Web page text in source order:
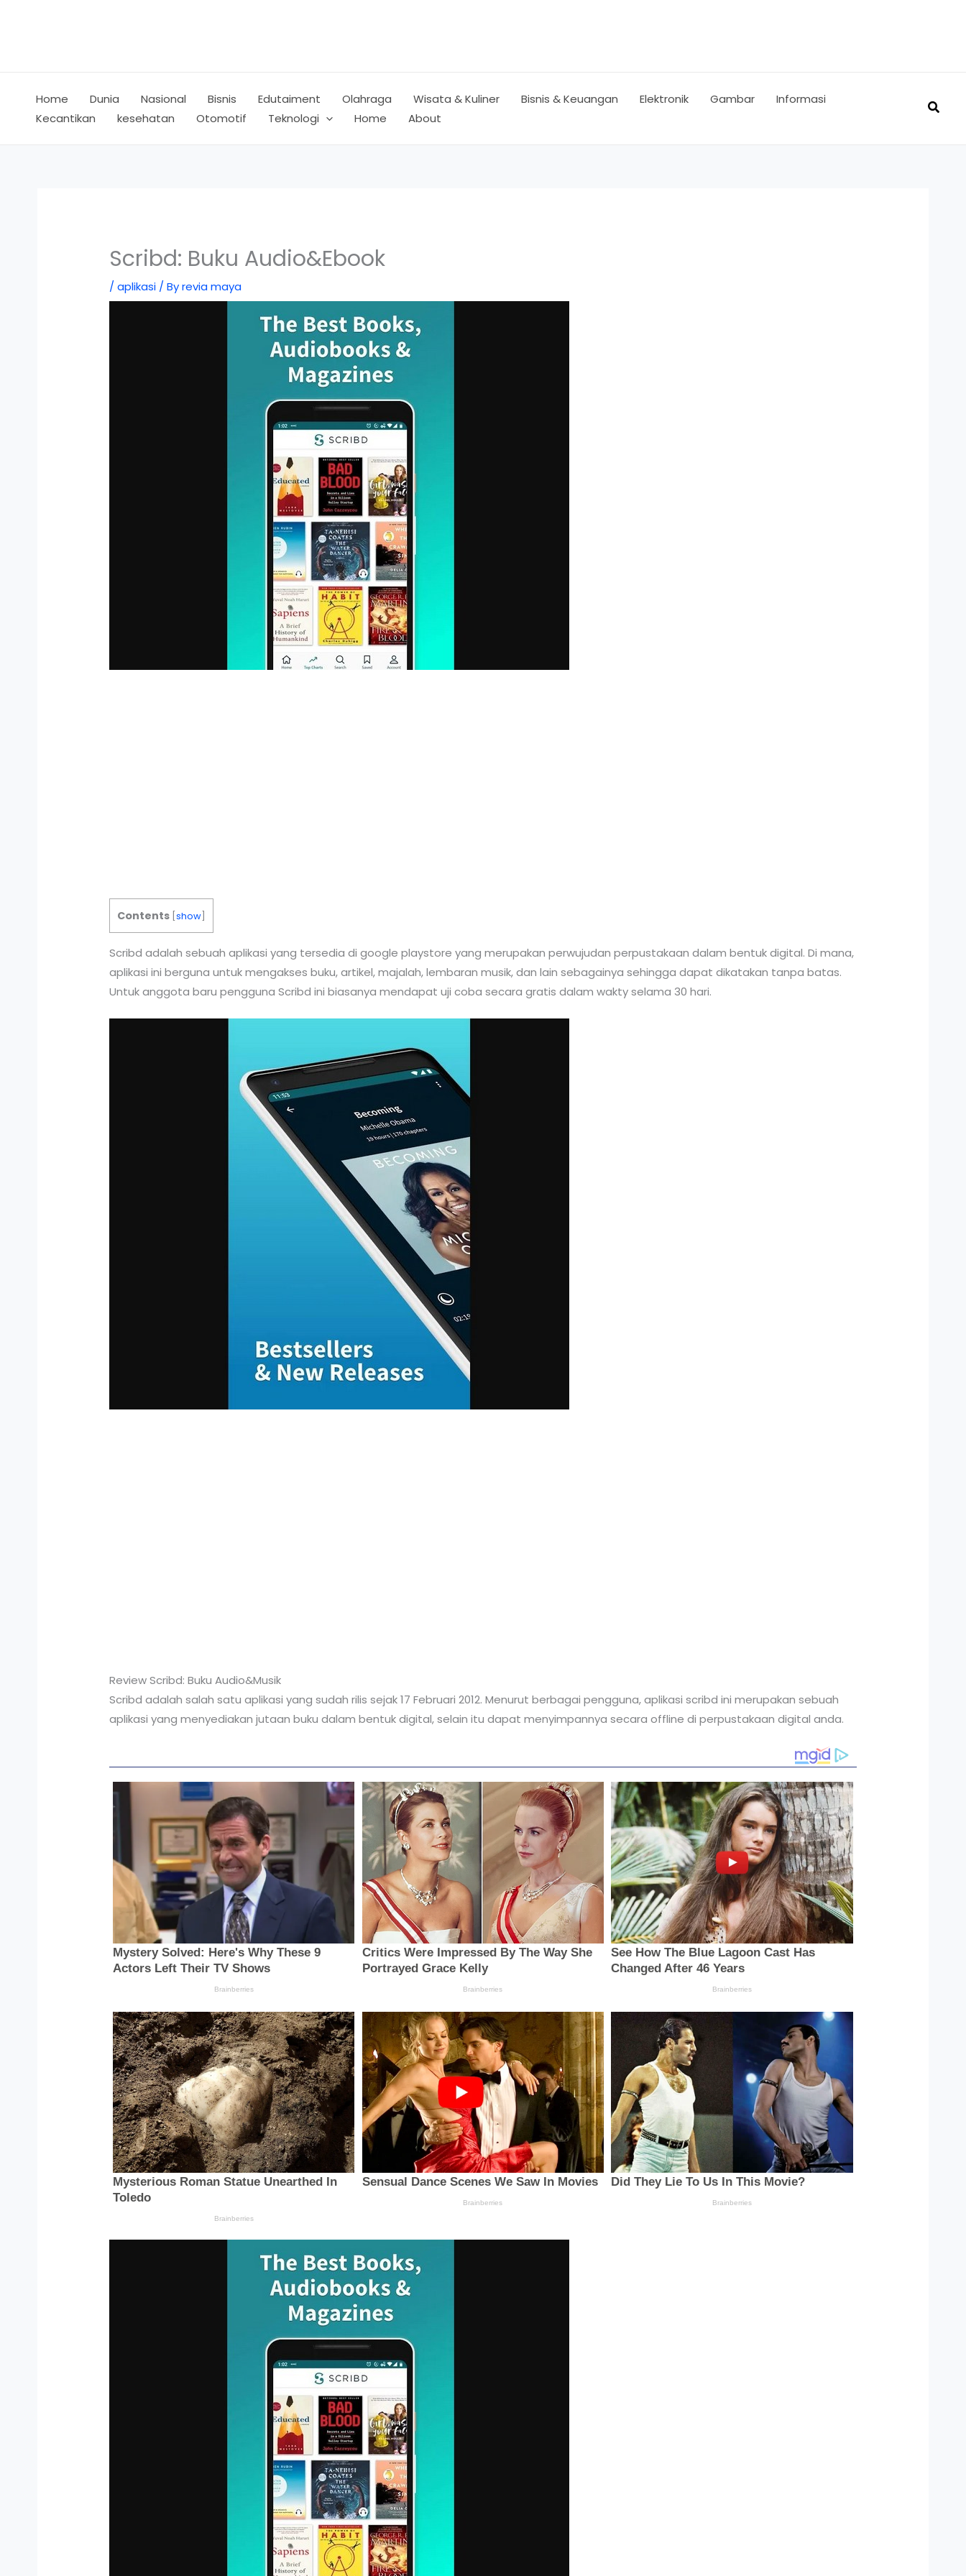
Home Dunia Nasional Bisnis Edutaiment Olahraga Wisata & Kuliner Bisnis & Keuangan Elektronik Gambar
Informasi
Kecantikan
kesehatan Otomotif Teknologi Home About
Scribd: Buku Audio&Ebook
/aplikasi / Byrevia maya
Contents [show
Scribd adalah sebuah aplikasi yang tersedia di google playstore yang merupakan perwujudan perpustakaan dalam bentuk digital. Di mana,
aplikasi ini berguna untuk mengakses buku, artikel, majalah, lembaran musik, dan lain sebagainya sehingga dapat dikatakan tanpa batas.
Untuk anggota baru pengguna Scribd ini biasanya mendapat uji coba secara gratis dalam wakty selama 30 hari.
Review Scribd: Buku Audio&Musik
Scribd adalah salah satu aplikasi yang sudah rilis sejak 17 Februari 2012. Menurut berbagai pengguna, aplikasi scribd ini merupakan sebuah
aplikasi yang menyediakan jutaan buku dalam bentuk digital, selain itu dapat menyimpannya secara offline di perpustakaan digital anda.